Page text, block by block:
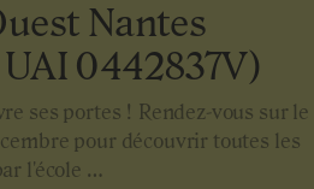
Nantes
0442837V)
ses portes ! Rendez-vous sur le
pour découvrir toutes les
l'école …